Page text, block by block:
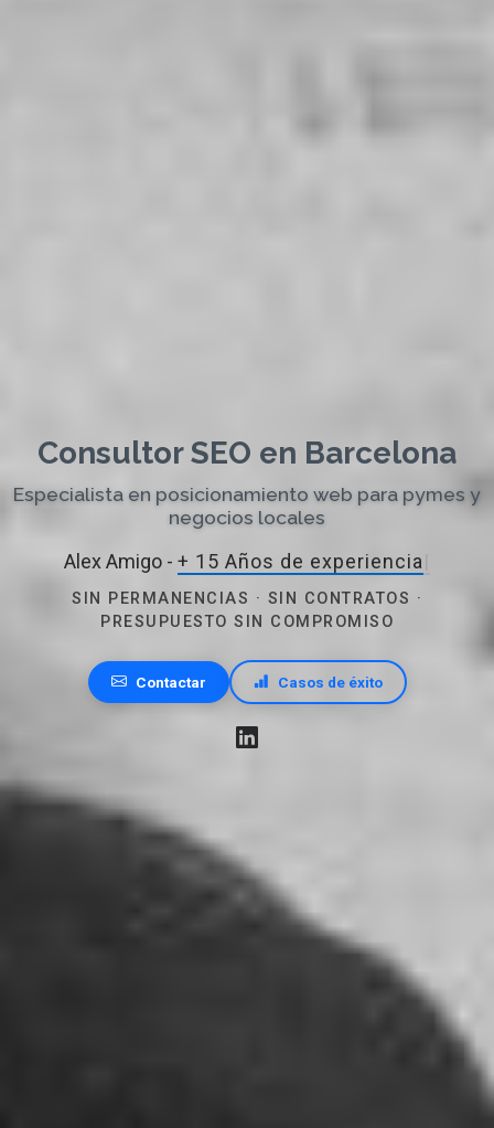
Consultor SEO en Barcelona
Especialista en posicionamiento web para pymes y
negocios locales
Alex Amigo - + 15 Años de experi|
SIN PERMANENCIAS · SIN CONTRATOS ·
PRESUPUESTO SIN COMPROMISO
Contactar Casos de éxito